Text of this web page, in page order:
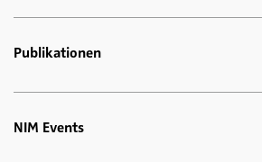
Publikationen
NIM Events